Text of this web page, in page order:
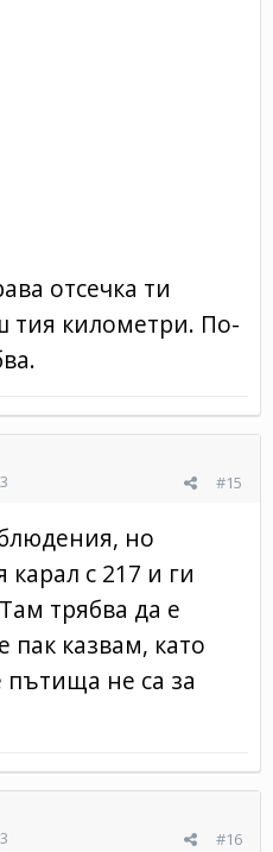
отсечка ти
тия километри. По-
#15
но
с 217 и ги
трябва да е
пак казвам, като
пътища не са за
#16